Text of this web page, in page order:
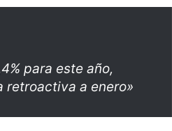
para este año,
retroactiva a enero»